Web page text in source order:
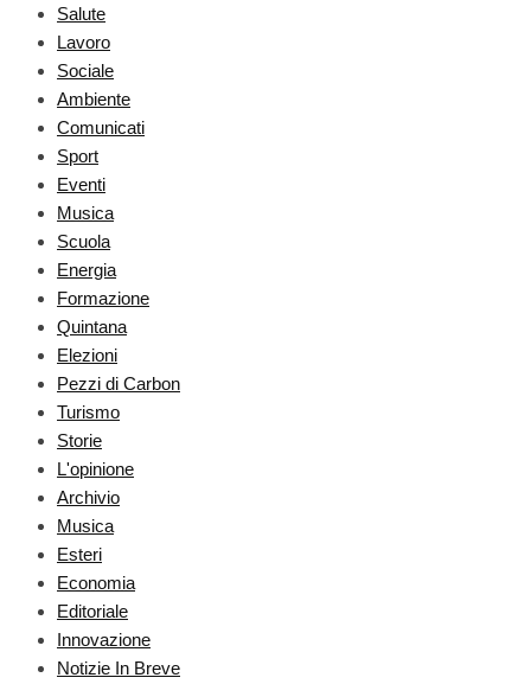
Salute
Lavoro
Sociale
Ambiente
Comunicati
Sport
Eventi
Musica
Scuola
Energia
Formazione
Quintana
Elezioni
Pezzi di Carbon
Turismo
Storie
L'opinione
Archivio
Musica
Esteri
Economia
Editoriale
Innovazione
Notizie In Breve